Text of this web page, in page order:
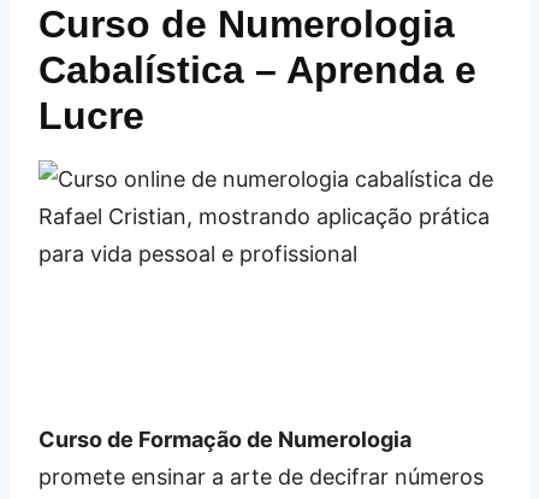
Curso de Numerologia
Cabalística – Aprenda e
Lucre
Curso de Formação de Numerologia
promete ensinar a arte de decifrar números